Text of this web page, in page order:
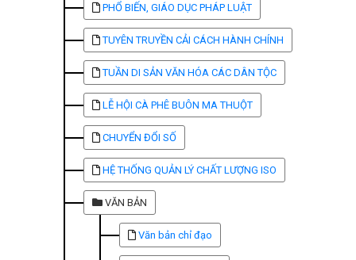
PHỔ BIẾN, GIÁO DỤC PHÁP LUẬT
TUYÊN TRUYỀN CẢI CÁCH HÀNH CHÍNH
TUẦN DI SẢN VĂN HÓA CÁC DÂN TỘC
LỄ HỘI CÀ PHÊ BUÔN MA THUỘT
CHUYỂN ĐỔI SỐ
HỆ THỐNG QUẢN LÝ CHẤT LƯỢNG ISO
VĂN BẢN
Văn bản chỉ đạo